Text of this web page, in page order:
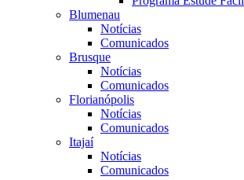
Blumenau
Notícias
Comunicados
Brusque
Notícias
Comunicados
Florianópolis
Notícias
Comunicados
Itajaí
Notícias
Comunicados